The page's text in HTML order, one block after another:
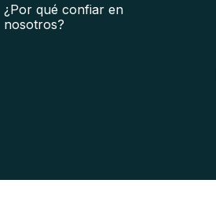
¿Por qué confiar en
nosotros?